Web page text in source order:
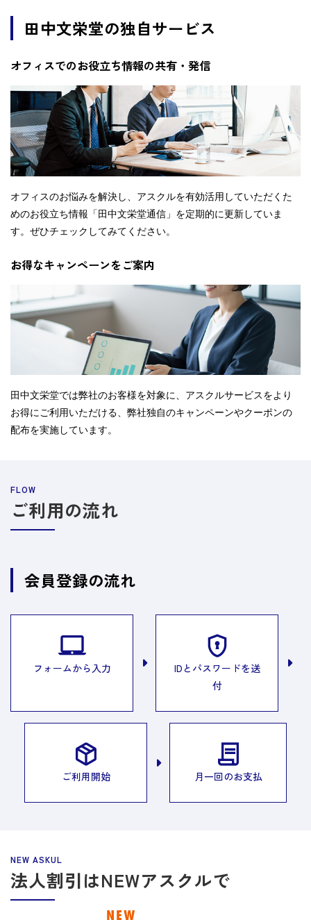
田中文栄堂の独自サービス
オフィスでのお役立ち情報の共有・発信
オフィスのお悩みを解決し、アスクルを有効活用していただくた
めのお役立ち情報「田中文栄堂通信」を定期的に更新していま
す。ぜひチェックしてみてください。
お得なキャンペーンをご案内
田中文栄堂では弊社のお客様を対象に、アスクルサービスをより
お得にご利用いただける、弊社独自のキャンペーンやクーポンの
配布を実施しています。
ご利用の流れ
会員登録の流れ
フォームから入力
IDとパスワードを送
付
ご利用開始 月一回のお支払
法人割引はNEWアスクルで